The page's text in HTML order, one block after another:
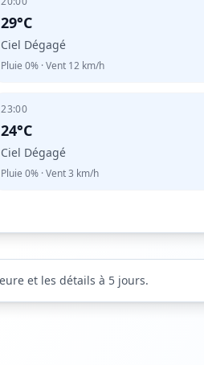
29°C
Ciel Dégagé
Pluie0% · Vent 12 km/h
23:00
24°C
Ciel Dégagé
Pluie0% · Vent3 km/h
et les détails à 5 jours.